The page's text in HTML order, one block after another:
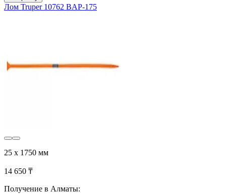
Лом Truper 10762 BAP-175
25 х 1750 мм
14 650 ₸
Получение в Алматы: